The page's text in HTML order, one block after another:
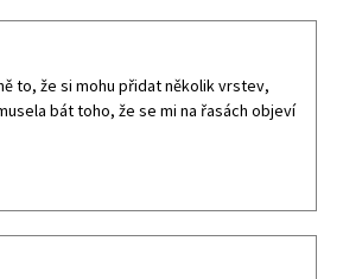
to, že si mohu přidat několik vrstev,
bát toho, že se mi na řasách objeví